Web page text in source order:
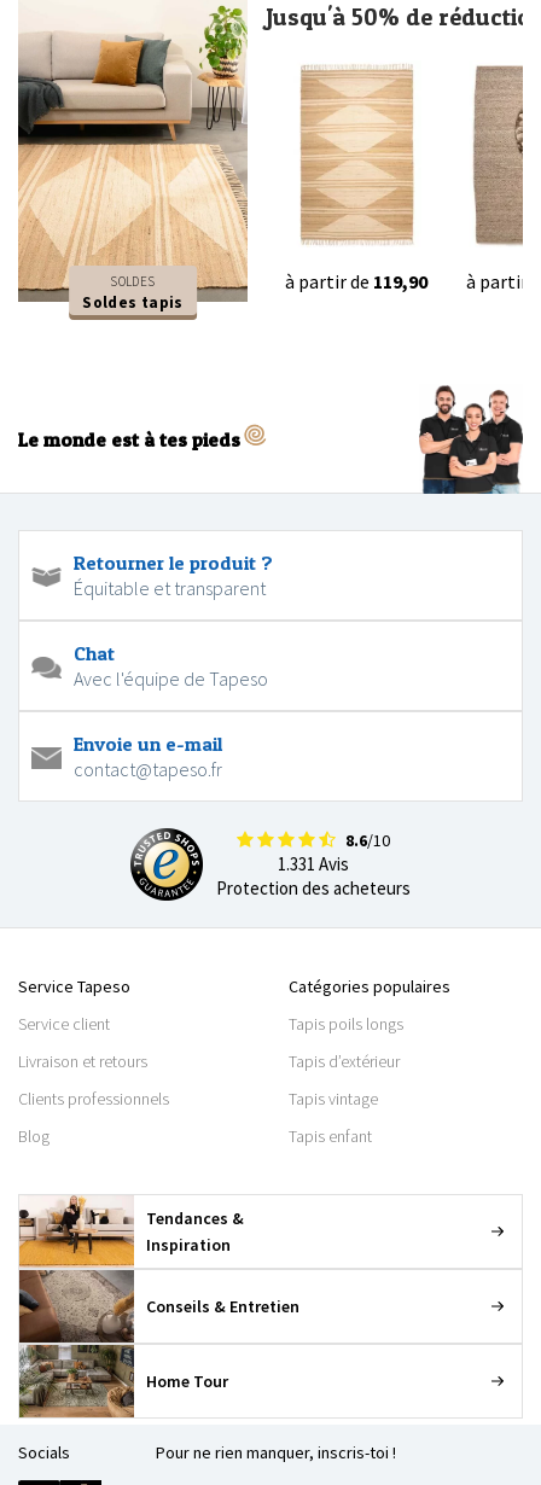
SOLDES
Soldes tapis
Jusqu'à 50% de
à partir de 119,90 à partir
Le monde est à tes pieds
Retourner le produit ?
Équitable et transparent
Chat
Avec l'équipe de Tapeso
Envoie un e-mail
contact@tapeso.fr
8.6/10
1.331 Avis
Protection des acheteurs
Service Tapeso
Service client
Livraison et retours
Clients professionnels
Blog
Catégories populaires
Tapis poils longs
Tapis d’extérieur
Tapis vintage
Tapis enfant
Tendances &
Inspiration
Conseils & Entretien
Home Tour
Socials Pour ne rien manquer, inscris-toi !